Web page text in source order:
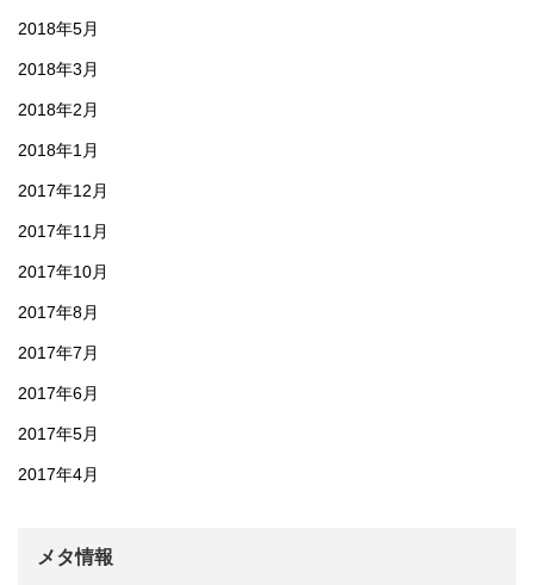
2018年5月
2018年3月
2018年2月
2018年1月
2017年12月
2017年11月
2017年10月
2017年8月
2017年7月
2017年6月
2017年5月
2017年4月
メタ情報